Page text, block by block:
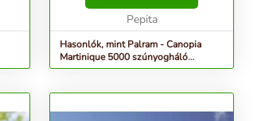
Pepita
Hasonlók, mint Palram - Canopia
Martinique 5000 szúnyogháló
(szürke)